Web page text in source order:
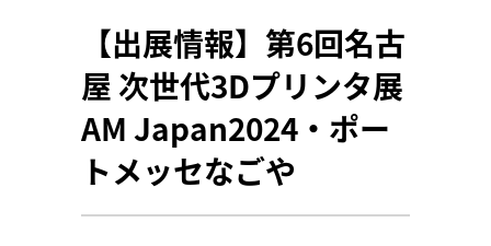
【出展情報】第6回名古
屋 次世代3Dプリンタ展
AM Japan2024・ポー
トメッセなごや